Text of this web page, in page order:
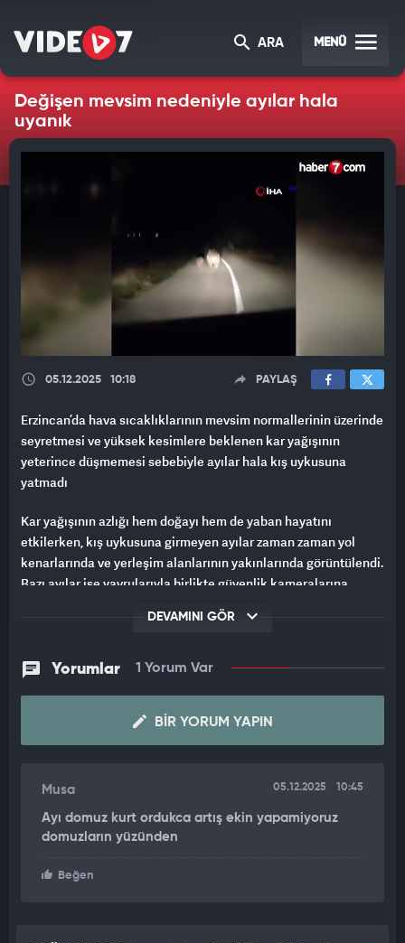
ARA MENÜ
Değişen mevsim nedeniyle ayılar hala
uyanık
05.12.2025 10:18 PAYLAŞ
Erzincan’da hava sıcaklıklarının mevsim normallerinin üzerinde
seyretmesi ve yüksek kesimlere beklenen kar yağışının
yeterince düşmemesi sebebiyle ayılar hala kış uykusuna
yatmadı
Kar yağışının azlığı hem doğayı hem de yaban hayatını
etkilerken, kış uykusuna girmeyen ayılar zaman zaman yol
kenarlarında ve yerleşim alanlarının yakınlarında görüntülendi.
Bazı ayılar ise yavrularıyla birlikte güvenlik kameralarına
yaban hayatını olumsuz etkilediğine dikkat çekerek, "Yüksek
kesimlere yeteri kadar kar yağmaması hayvanları oldukça kötü
yatmadılar. Normalde kar çok yağdığında inlerine çekilirler ve
yaklaşık 6 ay boyunca kış uykusunda kalırlar. Arada bir kalkıp
ve ayılar hâlâ etrafta dolaşmaya devam ediyor." dedi.
DEVAMINI GÖR
Yorumlar 1 Yorum Var
BIR YORUM YAPIN
Musa 05.12.2025 10:45
Ayı domuz kurt ordukca artış ekin yapamiyoruz
domuzların yüzünden
Beğen